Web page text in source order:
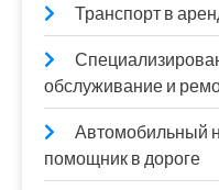
Транспорт в
обслуживание и
Автомобильный
помощник в дороге